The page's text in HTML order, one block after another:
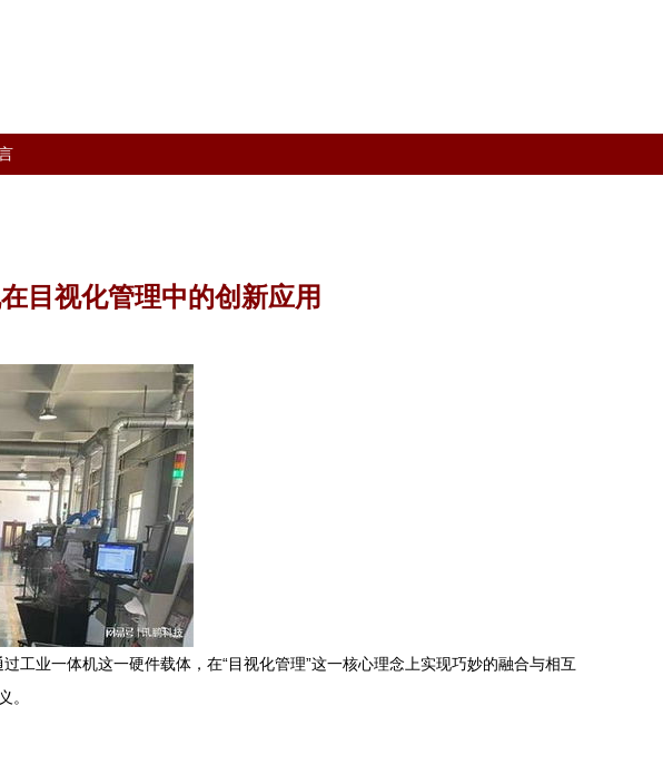
目视化管理中的创新应用
业一体机这一硬件载体，在“目视化管理”这一核心理念上实现巧妙的融合与相互
。